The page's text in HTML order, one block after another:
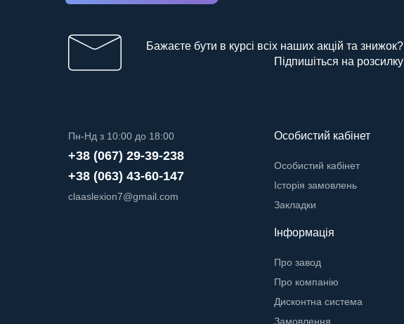
Бажаєте бути в курсі всіх наших акцій та знижок?
Підпишіться на розсилку
Пн-Нд з 10:00 до 18:00
+38 (067) 29-39-238
+38 (063) 43-60-147
claaslexion7@gmail.com
Особистий кабінет
Особистий кабінет
Історія замовлень
Закладки
Інформація
Про завод
Про компанію
Дисконтна система
Замовлення